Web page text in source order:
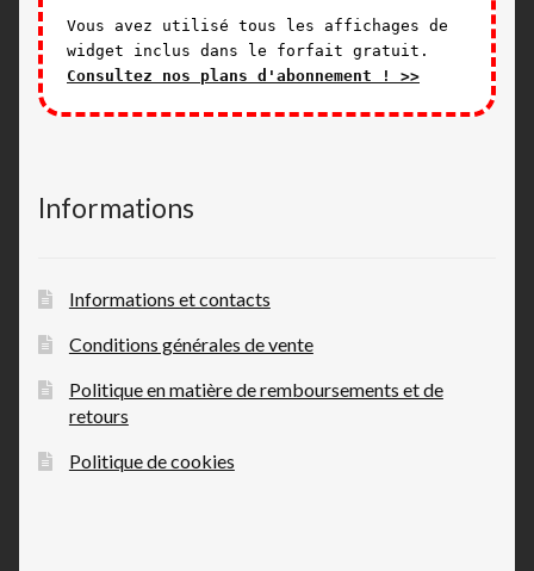
Vous avez utilisé tous les affichages de
widget inclus dans le forfait gratuit.
Consultez nos plans d'abonnement ! >>
Informations
Informations et contacts
Conditions générales de vente
Politique en matière de remboursements et de
retours
Politique de cookies